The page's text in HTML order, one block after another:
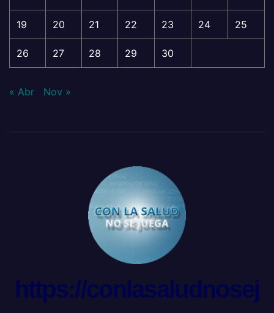
19 20 21 22 23 24 25
26 27 28 29 30
« Abr Nov »
https://conlasaludnosej